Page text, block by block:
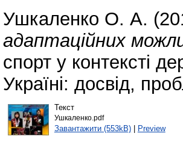
Ушкаленко О. А.
адаптаційних
спорт у контексті
Україні: досвід,
Текст
Ушкаленко.pdf
Завантажити (553kB)| Preview